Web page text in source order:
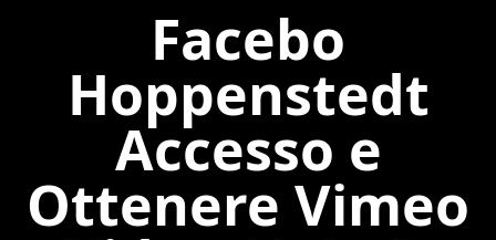
Facebo
Hoppenstedt
Accesso e
Ottenere Vimeo